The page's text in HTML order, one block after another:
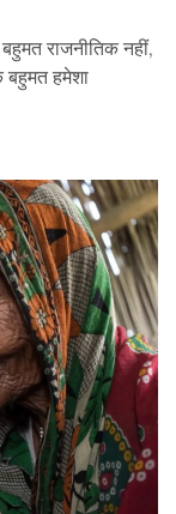
राजनीतिक नहीं,
बहुमत हमेशा